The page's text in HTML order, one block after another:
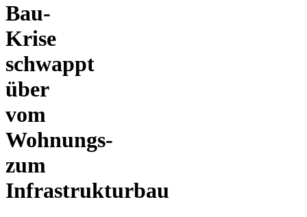
Bau-
Krise
schwappt
über
vom
Wohnungs-
zum
Infrastrukturbau